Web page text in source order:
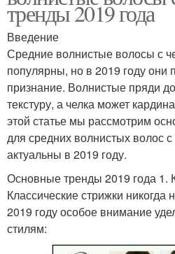
тренды 2019 года
Введение
Средние волнистые волосы с
популярны, но в 2019 году они
признание. Волнистые пряди
текстуру, а челка может
этой статье мы рассмотрим
для средних волнистых волос
актуальны в 2019 году.
Основные тренды 2019 года 1.
Классические стрижки
2019 году особое внимание
стилям: